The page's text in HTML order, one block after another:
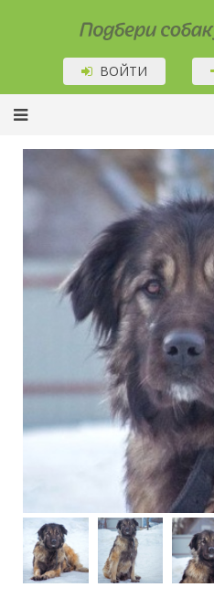
Подбери собаку!
ВОЙТИ